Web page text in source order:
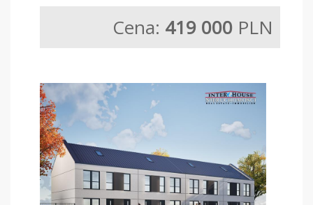
Cena: 419 000 PLN